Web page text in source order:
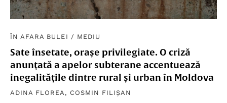
ÎN AFARA BULEI / MEDIU
Sate însetate, orașe privilegiate. O criză
anunțată a apelor subterane accentuează
inegalitățile dintre rural și urban în Moldova
ADINA FLOREA , COSMIN FILIȘAN